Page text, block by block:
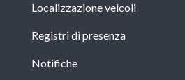
Localizzazione veicoli
Registri di presenza
Notifiche